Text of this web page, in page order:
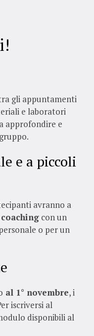
gli appuntamenti
e laboratori
approfondire e
e a piccoli
avranno a
con un
o per un
al 1° novembre, i
iscriversi al
disponibili al